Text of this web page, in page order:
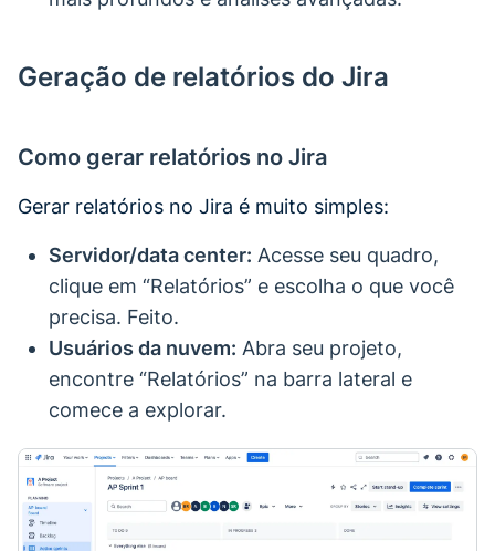
Geração de relatórios do Jira
Como gerar relatórios no Jira
Gerar relatórios no Jira é muito simples:
Servidor/data center: Acesse seu quadro,
clique em “Relatórios” e escolha o que você
precisa. Feito.
Usuários da nuvem: Abra seu projeto,
encontre “Relatórios” na barra lateral e
comece a explorar.